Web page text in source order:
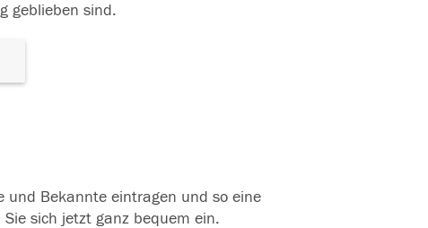
geblieben sind.
und Bekannte eintragen und so eine
sich jetzt ganz bequem ein.